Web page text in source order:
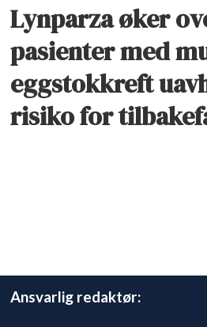
Lynparza øker
pasienter med
eggstokkreft
risiko for
Ansvarlig redaktør: